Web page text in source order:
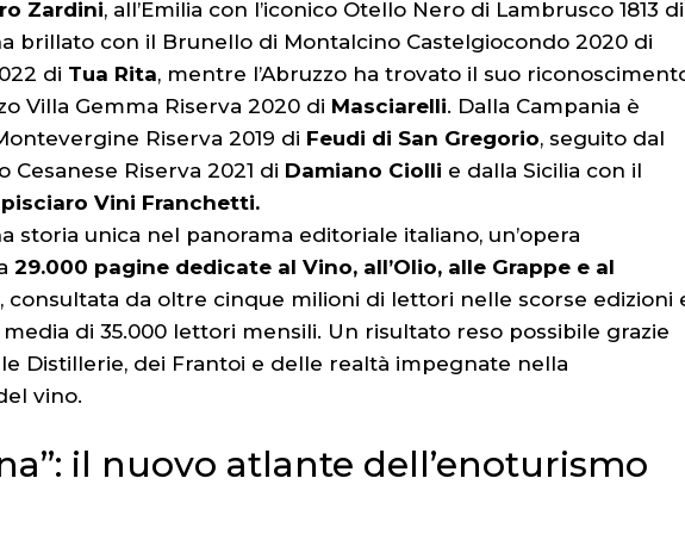
Zardini, all’Emilia con l’iconico Otello Nero di Lambrusco 1813 di
brillato con il Brunello di Montalcino Castelgiocondo 2020 di
di Tua Rita, mentre l’Abruzzo ha trovato il suo
Villa Gemma Riserva 2020 di Masciarelli. Dalla Campania è
Riserva 2019 di Feudi di San Gregorio, seguito dal
Cesanese Riserva 2021 di Damiano Ciolli e dalla Sicilia con il
Vini Franchetti.
storia unica nel panorama editoriale italiano, un’opera
29.000 pagine dedicate al Vino, all’Olio, alle Grappe e al
, consultata da oltre cinque milioni di lettori nelle scorse edizioni
di 35.000 lettori mensili. Un risultato reso possibile grazie
Distillerie, dei Frantoi e delle realtà impegnate nella
vino.
il nuovo atlante dell’enoturismo